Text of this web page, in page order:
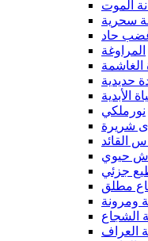
الموت
سحرية
حاد
المراوغة
الغاشمة
حديدية
الأبدية
نورملكي
شريرة
القائد
حيوي
جزئي
مطلق
ومرونة
الشجاع
العراف